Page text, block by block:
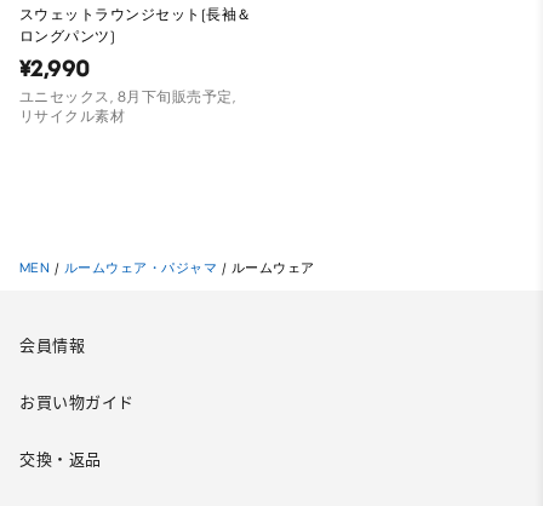
スウェットラウンジセット(長袖＆
ロングパンツ)
¥2,990
ユニセックス, 8月下旬販売予定,
リサイクル素材
MEN / ルームウェア・パジャマ / ルームウェア
会員情報
お買い物ガイド
交換・返品